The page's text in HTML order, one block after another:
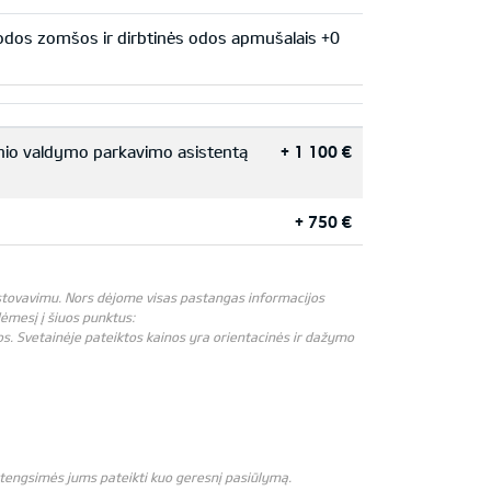
zomšos ir dirbtinės odos apmušalais +0
valdymo parkavimo asistentą + 1 100 €
+ 750 €
Nors dėjome visas pastangas informacijos
į šiuos punktus:
Svetainėje pateiktos kainos yra orientacinės ir dažymo
jums pateikti kuo geresnį pasiūlymą.